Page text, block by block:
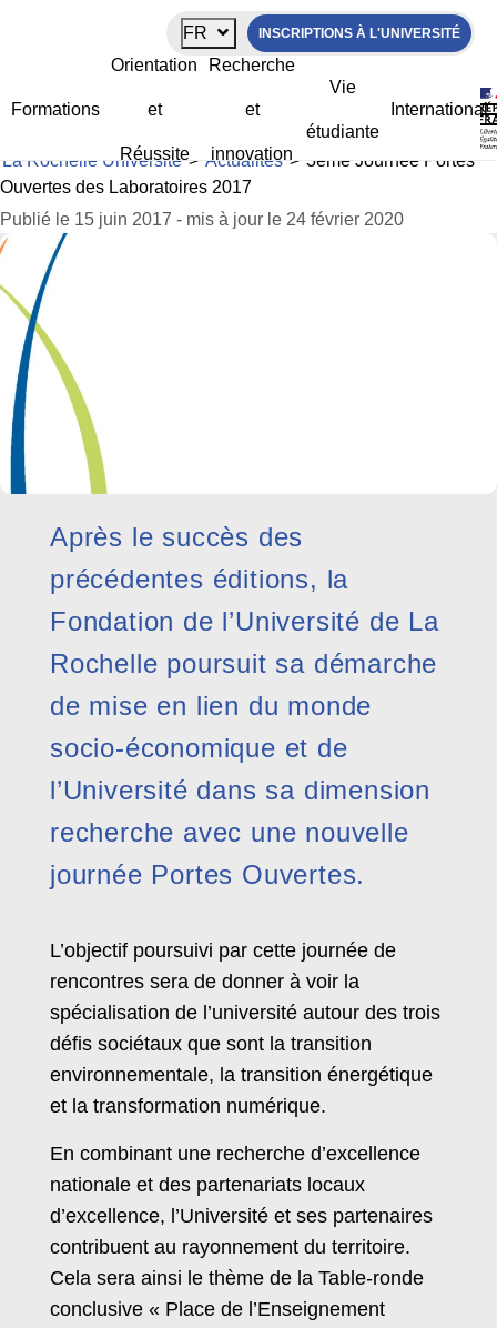
FR INSCRIPTIONS À L'UNIVERSITÉ
Formations
Orientation
et
Réussite
Recherche
et
innovation
Vie
étudiante
International
3ème Journée Portes Ouvertes des
Laboratoires 2017
La Rochelle Université> Actualités> 3ème Journée Portes
Ouvertes des Laboratoires 2017
Publié le 15 juin 2017 - mis à jour le 24 février 2020
Après le succès des
précédentes éditions, la
Fondation de l’Université de La
Rochelle poursuit sa démarche
de mise en lien du monde
socio-économique et de
l’Université dans sa dimension
recherche avec une nouvelle
journée Portes Ouvertes.
L’objectif poursuivi par cette journée de
rencontres sera de donner à voir la
spécialisation de l’université autour des trois
défis sociétaux que sont la transition
environnementale, la transition énergétique
et la transformation numérique.
En combinant une recherche d’excellence
nationale et des partenariats locaux
d’excellence, l’Université et ses partenaires
contribuent au rayonnement du territoire.
Cela sera ainsi le thème de la Table-ronde
conclusive « Place de l’Enseignement
Panneau de gestion des cookies